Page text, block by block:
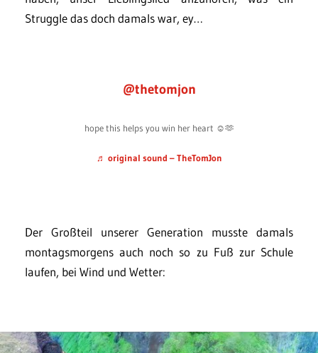
Struggle das doch damals war, ey…
@thetomjon
hope this helps you win her heart ☺️🫶
♬ original sound – TheTomJon
Der Großteil unserer Generation musste damals
montagsmorgens auch noch so zu Fuß zur Schule
laufen, bei Wind und Wetter: